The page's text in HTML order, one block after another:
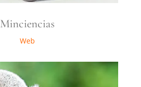
Minciencias
Web